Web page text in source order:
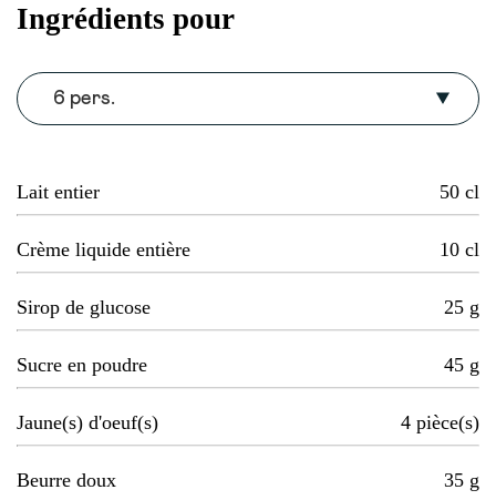
Ingrédients pour
6 pers.
Lait entier 50 cl
Crème liquide entière 10 cl
Sirop de glucose 25 g
Sucre en poudre 45 g
Jaune(s) d'oeuf(s) 4 pièce(s)
Beurre doux 35 g